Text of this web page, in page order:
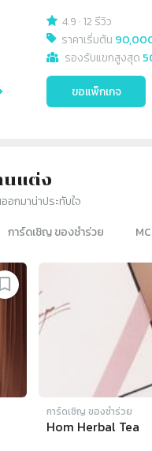
4.9 ·12 รีวิว
ราคาเริ่มต้น
รองรับแขกสูงสุด
ขอแพ็กเกจ
นแต่ง
อกมาน่าประทับใจ
การ์ดเชิญ​ ของชำร่วย
การ์ดเชิญ​ ของชำร่วย
Hom Herbal Tea